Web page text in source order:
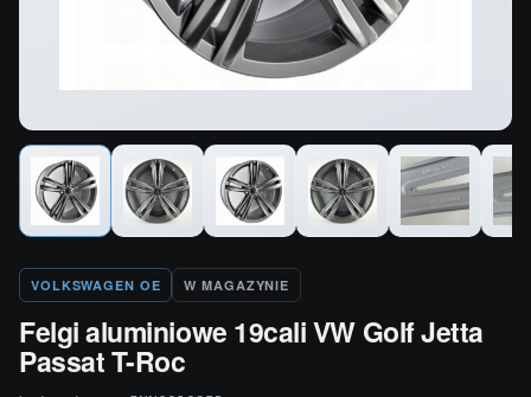
VOLKSWAGEN OE W MAGAZYNIE
Felgi aluminiowe 19cali VW Golf Jetta
Passat T-Roc